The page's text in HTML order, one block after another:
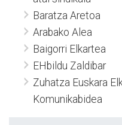
Baratza Aretoa
Arabako Alea
Baigorri Elkartea
EHbildu Zaldibar
Zuhatza Euskara
Komunikabidea